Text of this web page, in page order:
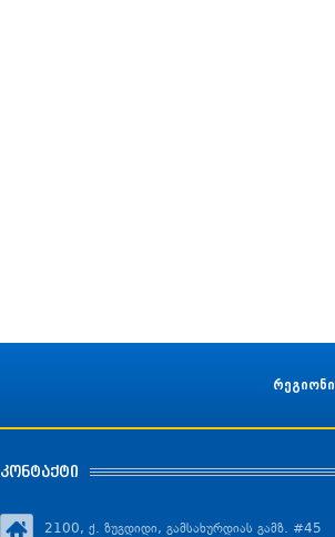
რეგიონი
კონტაქტი
2100, ქ. ზუგდიდი, გამსახურდიას გამზ. #45